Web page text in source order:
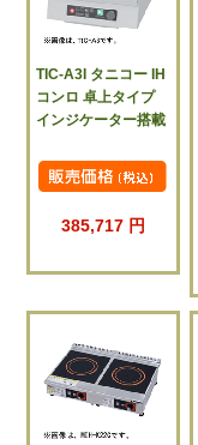
TIC-A3I タニコー IH
コンロ 卓上タイプ
インジケーター搭載
385,717 円